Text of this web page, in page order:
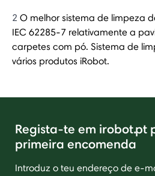
2 O melhor sistema de limpeza
IEC 62285-7 relativamente a
carpetes com pó. Sistema de
vários produtos iRobot.
Regista-te em irobot.pt
primeira encomenda
Introduz o teu endereço de e-